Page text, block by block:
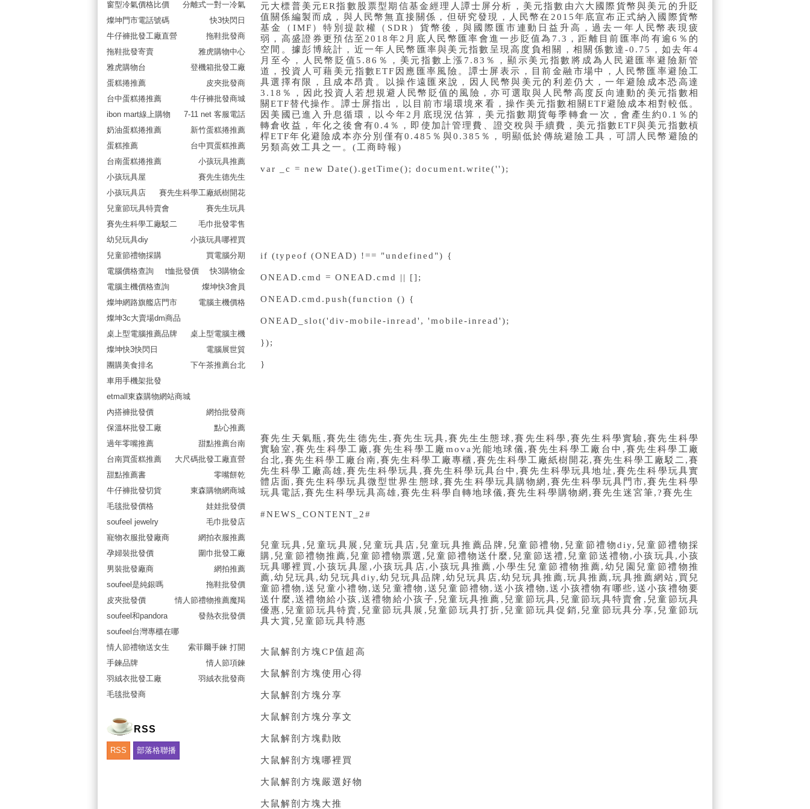
元大標普美元ER指數股票型期信基金經理人譚士屏分析，美元指數由六大國際貨幣與美元的升貶
值關係編製而成，與人民幣無直接關係，但研究發現，人民幣在2015年底宣布正式納入國際貨幣
基金（IMF）特別提款權（SDR）貨幣後，與國際匯市連動日益升高，過去一年人民幣表現疲
弱，高盛證券更預估至2018年2月底人民幣匯率會進一步貶值為7.3，距離目前匯率尚有逾6％的
空間。據彭博統計，近一年人民幣匯率與美元指數呈現高度負相關，相關係數達-0.75，如去年4
月至今，人民幣貶值5.86％，美元指數上漲7.83％，顯示美元指數將成為人民避匯率避險新管
道，投資人可藉美元指數ETF因應匯率風險。譚士屏表示，目前金融市場中，人民幣匯率避險工
具選擇有限，且成本昂貴。以操作遠匯來說，因人民幣與美元的利差仍大，一年避險成本恐高達
3.18％，因此投資人若想規避人民幣貶值的風險，亦可選取與人民幣高度反向連動的美元指數相
關ETF替代操作。譚士屏指出，以目前市場環境來看，操作美元指數相關ETF避險成本相對較低。
因美國已進入升息循環，以今年2月底現況估算，美元指數期貨每季轉倉一次，會產生約0.1％的
轉倉收益，年化之後會有0.4％，即使加計管理費、證交稅與手續費，美元指數ETF與美元指數槓
桿ETF年化避險成本亦分別僅有0.485％與0.385％，明顯低於傳統避險工具，可謂人民幣避險的
另類高效工具之一。(工商時報)
var _c = new Date().getTime(); document.write('');
if (typeof (ONEAD) !== "undefined") {
ONEAD.cmd = ONEAD.cmd || [];
ONEAD.cmd.push(function () {
ONEAD_slot('div-mobile-inread', 'mobile-inread');
});
}
賽先生天氣瓶 ,賽先生德先生 , 賽先生玩具,賽先生生態球 ,賽先生科學 ,賽先生科學實驗 ,賽先生科學
實驗室 ,賽先生科學工廠 ,賽先生科學工廠 mova光能地球儀,賽先生科學工廠台中 ,賽先生科學工廠
台北,賽先生科學工廠台南,賽先生科學工廠專櫃 ,賽先生科學工廠紙樹開花,賽先生科學工廠駁二 ,賽
先生科學工廠高雄,賽先生科學玩具 ,賽先生科學玩具台中 ,賽先生科學玩具地址 ,賽先生科學玩具實
體店面 , 賽先生科學玩具微型世界生態球 ,賽先生科學玩具購物網 ,賽先生科學玩具門市,賽先生科學
玩具電話,賽先生科學玩具高雄,賽先生科學自轉地球儀,賽先生科學購物網 ,賽先生迷宮筆,?賽先生
#NEWS_CONTENT_2#
兒童玩具 , 兒童玩具展 , 兒童玩具店 , 兒童玩具推薦品牌, 兒童節禮物 , 兒童節禮物diy, 兒童節禮物採
購, 兒童節禮物推薦 , 兒童節禮物票選 , 兒童節禮物送什麼 , 兒童節送禮 , 兒童節送禮物 ,小孩玩具,小孩
玩具哪裡買 ,小孩玩具屋 ,小孩玩具店,小孩玩具推薦 ,小學生兒童節禮物推薦 , 幼兒園兒童節禮物推
薦 ,幼兒玩具,幼兒玩具diy,幼兒玩具品牌 ,幼兒玩具店,幼兒玩具推薦 ,玩具推薦 ,玩具推薦網站 , 買兒
童節禮物 ,送兒童小禮物 ,送兒童禮物 ,送兒童節禮物 , 送小孩禮物 ,送小孩禮物有哪些, 送小孩禮物要
送什麼 ,送禮物給小孩 ,送禮物給小孩子, 兒童玩具推薦 , 兒童節玩具, 兒童節玩具特賣會 , 兒童節玩具
優惠 , 兒童節玩具特賣 , 兒童節玩具展 , 兒童節玩具打折 , 兒童節玩具促銷, 兒童節玩具分享, 兒童節玩
具大賞 , 兒童節玩具特惠
大鼠解剖方塊CP值超高
大鼠解剖方塊使用心得
大鼠解剖方塊分享
大鼠解剖方塊分享文
大鼠解剖方塊勸敗
大鼠解剖方塊哪裡買
大鼠解剖方塊嚴選好物
大鼠解剖方塊大推
窗型冷氣價格比價
分離式一對一冷氣
燦坤門市電話號碼
快3快閃日
牛仔褲批發工廠直營
拖鞋批發商
拖鞋批發寄賣
雅虎購物中心
雅虎購物台
登機箱批發工廠
蛋糕捲推薦
皮夾批發商
台中蛋糕捲推薦
牛仔褲批發商城
ibon mart線上購物
7-11 net 客服電話
奶油蛋糕捲推薦
新竹蛋糕捲推薦
蛋糕推薦
台中買蛋糕推薦
台南蛋糕捲推薦
小孩玩具推薦
小孩玩具屋
賽先生德先生
小孩玩具店
賽先生科學工廠紙樹開花
兒童節玩具特賣會
賽先生玩具
賽先生科學工廠駁二
毛巾批發零售
幼兒玩具diy
小孩玩具哪裡買
兒童節禮物採購
買電腦分期
電腦價格查詢
t恤批發價
快3購物金
電腦主機價格查詢
燦坤快3會員
燦坤網路旗艦店門市
電腦主機價格
燦坤3c大賣場dm商品
桌上型電腦推薦品牌
桌上型電腦主機
燦坤快3快閃日
電腦展世貿
團購美食排名
下午茶推薦台北
車用手機架批發
etmall東森購物網站商城
內搭褲批發價
網拍批發商
保溫杯批發工廠
點心推薦
過年零嘴推薦
甜點推薦台南
台南買蛋糕推薦
大尺碼批發工廠直營
甜點推薦書
零嘴餅乾
牛仔褲批發切貨
東森購物網商城
毛毯批發價格
娃娃批發價
soufeel jewelry
毛巾批發店
寵物衣服批發廠商
網拍衣服推薦
孕婦裝批發價
圍巾批發工廠
男裝批發廠商
網拍推薦
soufeel是純銀嗎
拖鞋批發價
皮夾批發價
情人節禮物推薦魔羯
soufeel和pandora
發熱衣批發價
soufeel台灣專櫃在哪
情人節禮物送女生
索菲爾手鍊 打開
手鍊品牌
情人節項鍊
羽絨衣批發工廠
羽絨衣批發商
毛毯批發商
RSS
RSS 部落格聯播